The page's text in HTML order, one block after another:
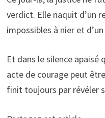
verdict. Elle naquit d’un
impossibles à nier et
Et dans le silence apaisé
acte de courage peut
finit toujours par révéler